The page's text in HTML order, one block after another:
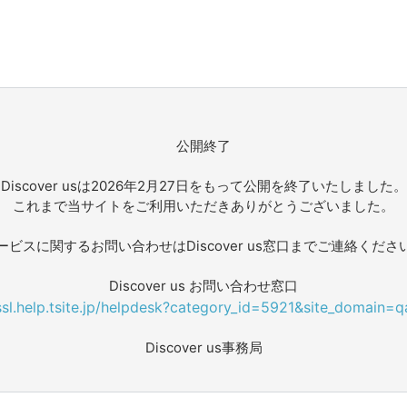
公開終了
Discover usは2026年2月27日をもって公開を終了いたしました。
これまで当サイトをご利用いただきありがとうございました。
ビスに関するお問い合わせはDiscover us窓口までご連絡ください
Discover us お問い合わせ窓口
Discover us事務局